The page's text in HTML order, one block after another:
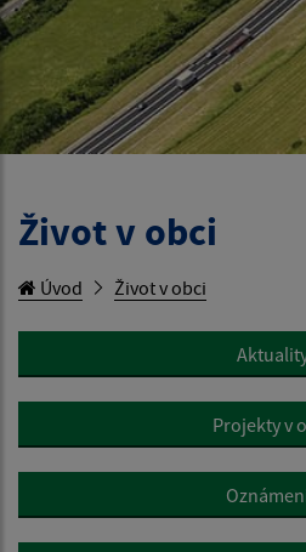
Život v obci
Úvod Život v obci
Projekty v